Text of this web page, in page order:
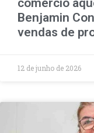
comércio
Benjamin
vendas de
12 de junho de 2026